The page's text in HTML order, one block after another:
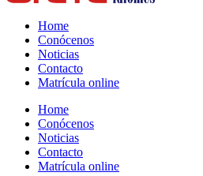
Home
Conócenos
Noticias
Contacto
Matrícula online
Home
Conócenos
Noticias
Contacto
Matrícula online